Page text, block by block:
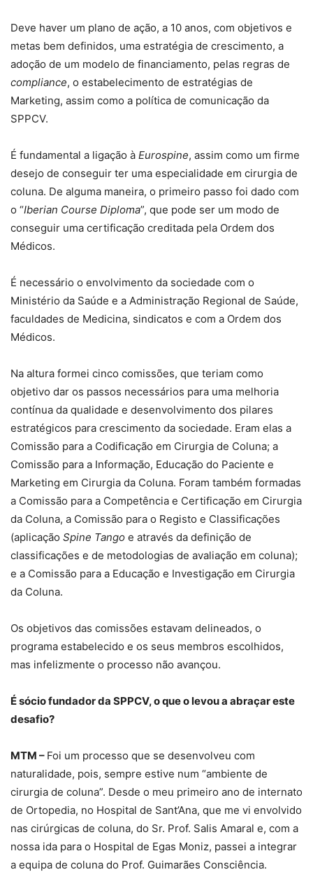
Deve haver um plano de ação, a 10 anos, com objetivos e
metas bem definidos, uma estratégia de crescimento, a
adoção de um modelo de financiamento, pelas regras de
compliance, o estabelecimento de estratégias de
Marketing, assim como a política de comunicação da
SPPCV.
É fundamental a ligação à Eurospine, assim como um firme
desejo de conseguir ter uma especialidade em cirurgia de
coluna. De alguma maneira, o primeiro passo foi dado com
o “Iberian Course Diploma”, que pode ser um modo de
conseguir uma certificação creditada pela Ordem dos
Médicos.
É necessário o envolvimento da sociedade com o
Ministério da Saúde e a Administração Regional de Saúde,
faculdades de Medicina, sindicatos e com a Ordem dos
Médicos.
Na altura formei cinco comissões, que teriam como
objetivo dar os passos necessários para uma melhoria
contínua da qualidade e desenvolvimento dos pilares
estratégicos para crescimento da sociedade. Eram elas a
Comissão para a Codificação em Cirurgia de Coluna; a
Comissão para a Informação, Educação do Paciente e
Marketing em Cirurgia da Coluna. Foram também formadas
a Comissão para a Competência e Certificação em Cirurgia
da Coluna, a Comissão para o Registo e Classificações
(aplicação Spine Tango e através da definição de
classificações e de metodologias de avaliação em coluna);
e a Comissão para a Educação e Investigação em Cirurgia
da Coluna.
Os objetivos das comissões estavam delineados, o
programa estabelecido e os seus membros escolhidos,
mas infelizmente o processo não avançou.
É sócio fundador da SPPCV, o que o levou a abraçar este
desafio?
MTM – Foi um processo que se desenvolveu com
naturalidade, pois, sempre estive num “ambiente de
cirurgia de coluna”. Desde o meu primeiro ano de internato
de Ortopedia, no Hospital de Sant’Ana, que me vi envolvido
nas cirúrgicas de coluna, do Sr. Prof. Salis Amaral e, com a
nossa ida para o Hospital de Egas Moniz, passei a integrar
a equipa de coluna do Prof. Guimarães Consciência.